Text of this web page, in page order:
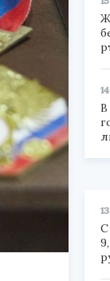
В
С